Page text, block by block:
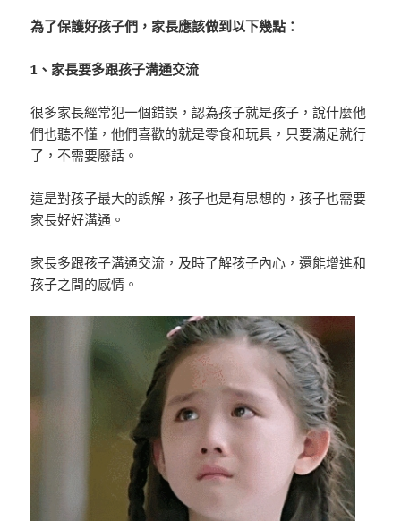
為了保護好孩子們，家長應該做到以下幾點：
1、家長要多跟孩子溝通交流
很多家長經常犯一個錯誤，認為孩子就是孩子，說什麼他
們也聽不懂，他們喜歡的就是零食和玩具，只要滿足就行
了，不需要廢話。
這是對孩子最大的誤解，孩子也是有思想的，孩子也需要
家長好好溝通。
家長多跟孩子溝通交流，及時了解孩子內心，還能增進和
孩子之間的感情。